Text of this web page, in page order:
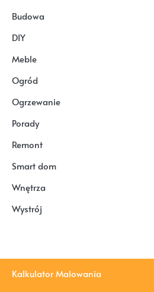
Budowa
DIY
Meble
Ogród
Ogrzewanie
Porady
Remont
Smart dom
Wnętrza
Wystrój
Kalkulator Malowania